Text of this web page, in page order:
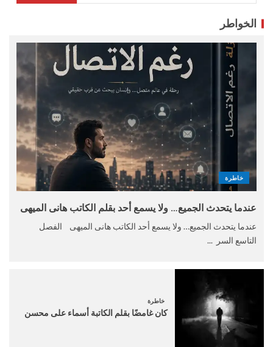
الخواطر
خاطرة
عندما يتحدث الجميع… ولا يسمع أحد بقلم الكاتب هانى الميهى
عندما يتحدث الجميع… ولا يسمع أحد الكاتب هانى الميهى الفصل
التاسع السر ...
خاطرة
كان غامضًا بقلم الكاتبة أسماء على محسن